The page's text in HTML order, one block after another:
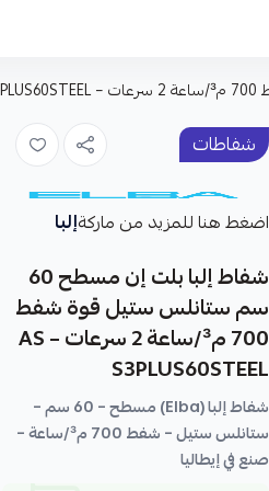
شفاطات
اضغط هنا للمزيد من ماركةإلبا
شفاط إلبا بلت إن مسطح 60
سم ستانلس ستيل قوة شفط
700 م³/ساعة 2 سرعات – AS
S3PLUS60STEEL
شفاط إلبا (Elba) مسطح – 60 سم –
ستانلس ستيل – شفط 700 م³/ساعة –
صنع في إيطاليا